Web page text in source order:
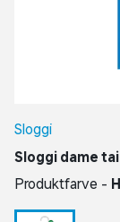
Sloggi
Sloggi dame
Produktfarve -